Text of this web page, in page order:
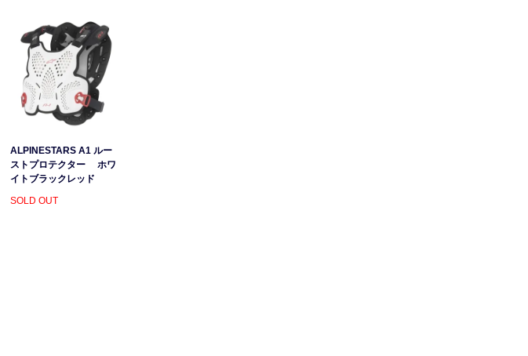
ALPINESTARS A1 ルー
ストプロテクター ホワ
イトブラックレッド
SOLD OUT